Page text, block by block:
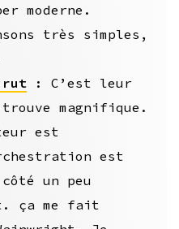
moderne.
très simples,
: C’est leur
magnifique.
est
est
un peu
ça me fait